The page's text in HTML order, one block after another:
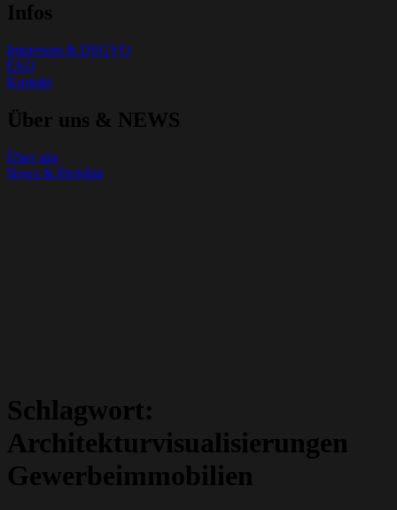
Infos
Impresum & DSGVO
FAQ
Kontakt
Über uns & NEWS
Über uns
News & Projekte
Schlagwort:
Architekturvisualisierungen
Gewerbeimmobilien